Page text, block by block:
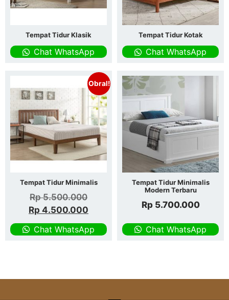
Tempat Tidur Klasik
Chat WhatsApp
Tempat Tidur Kotak
Chat WhatsApp
Obral!
Tempat Tidur Minimalis
Rp5.500.000
Rp 4.500.000
Chat WhatsApp
Tempat Tidur Minimalis
Modern Terbaru
Rp5.700.000
Chat WhatsApp